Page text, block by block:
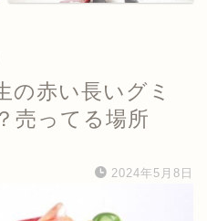
の赤い長いグミ
売ってる場所
2024年5月8日